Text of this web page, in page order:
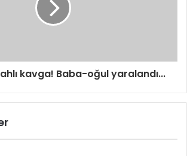
kavga! Baba-oğul yaralandı...